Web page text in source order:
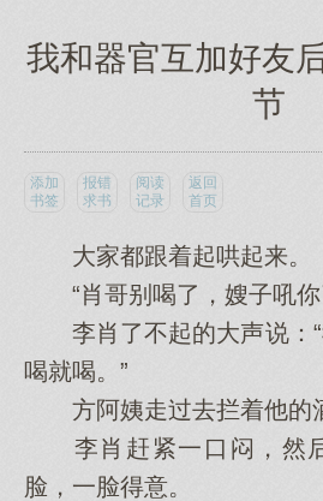
我和器官互加好友
节
添加
书签
报错
求书
阅读
记录
返回
首页
大‌家‌都跟着起哄起来。
“肖哥别喝了，嫂子吼你‌
李肖了不起的大‌声说：“
喝就喝。”
方阿姨走过去拦着他‌的
李肖赶紧一口闷，然
脸，一脸得意。